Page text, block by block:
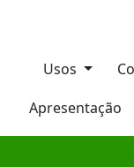
Usos
Apresentação